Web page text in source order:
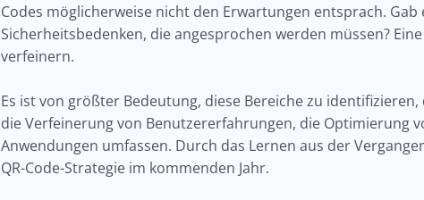
Codes möglicherweise nicht den Erwartungen entsprach.
Sicherheitsbedenken, die angesprochen werden müssen?
verfeinern.
Es ist von größter Bedeutung, diese Bereiche zu
die Verfeinerung von Benutzererfahrungen, die Optimierung
Anwendungen umfassen. Durch das Lernen aus der
QR-Code-Strategie im kommenden Jahr.